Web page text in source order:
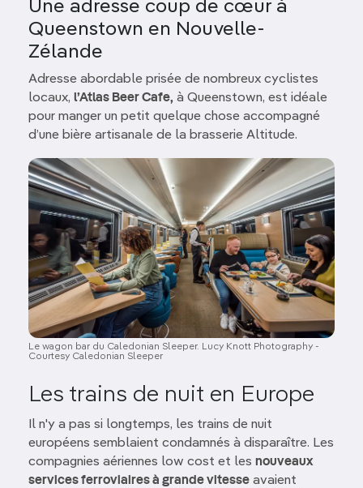
Une adresse coup de cœur à
Queenstown en Nouvelle-
Zélande
Adresse abordable prisée de nombreux cyclistes
locaux, l’Atlas Beer Cafe, à Queenstown, est idéale
pour manger un petit quelque chose accompagné
d’une bière artisanale de la brasserie Altitude.
Image
Le wagon bar du Caledonian Sleeper. Lucy Knott Photography -
Courtesy Caledonian Sleeper
Les trains de nuit en Europe
Il n'y a pas si longtemps, les trains de nuit
européens semblaient condamnés à disparaître. Les
compagnies aériennes low cost et les nouveaux
services ferroviaires à grande vitesse avaient